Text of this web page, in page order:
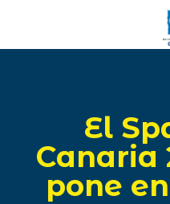
El
Canaria
pone